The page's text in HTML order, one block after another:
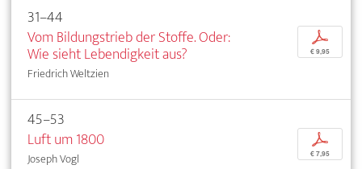
31–44
Vom Bildungstrieb der Stoffe. Oder:
Wie sieht Lebendigkeit aus?
Friedrich Weltzien
p
€ 9,95
45–53
Luft um 1800
Joseph Vogl
p
€ 7,95